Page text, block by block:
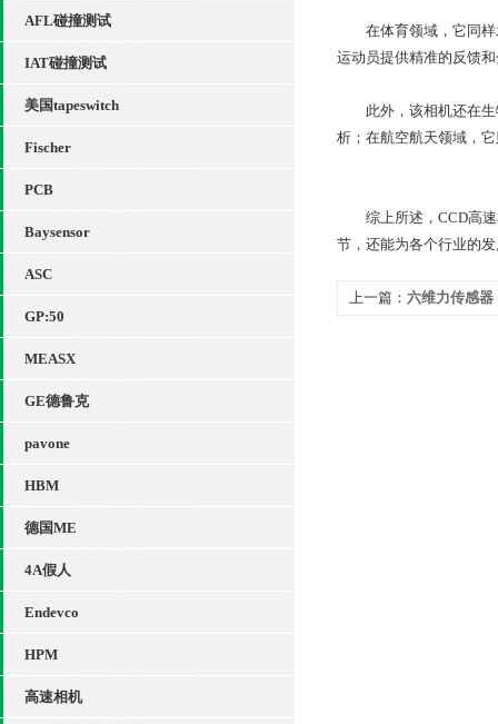
AFL碰撞测试
IAT碰撞测试
美国tapeswitch
Fischer
PCB
Baysensor
ASC
GP:50
MEASX
GE德鲁克
pavone
HBM
德国ME
4A假人
Endevco
HPM
高速相机
在体育领域，它同样
运动员提供精准的反馈
此外，该相机还在生
析；在航空航天领域，
综上所述，CCD高速
节，还能为各个行业的
上一篇： 六维力传感器